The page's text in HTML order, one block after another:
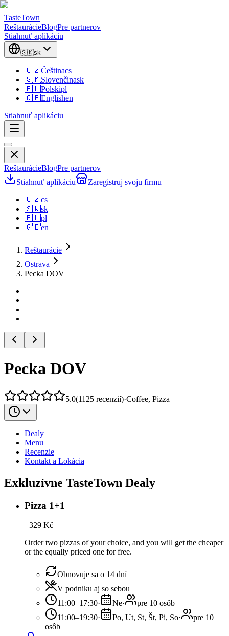
TasteTown
ReštaurácieBlogPre partnerov
Stiahnuť aplikáciu
🇸🇰sk
🇨🇿Češtinacs
🇸🇰Slovenčinask
🇵🇱Polskipl
🇬🇧Englishen
Stiahnuť aplikáciu
ReštaurácieBlogPre partnerov
Stiahnuť aplikáciu
Zaregistruj svoju firmu
🇨🇿cs
🇸🇰sk
🇵🇱pl
🇬🇧en
Reštaurácie
Ostrava
Pecka DOV
Pecka DOV
5.0(1125 recenzií)·Coffee, Pizza
Dealy
Menu
Recenzie
Kontakt a Lokácia
Exkluzívne TasteTown Dealy
Pizza 1+1
−329 Kč
Order two pizzas of your choice, and you will get the cheaper
or the equally priced one for free.
Obnovuje sa o 14 dní
V podniku aj so sebou
11:00–17:30· Ne·
pre 10 osôb
11:00–19:30· Po, Ut, St, Št, Pi, So·
pre 10
osôb